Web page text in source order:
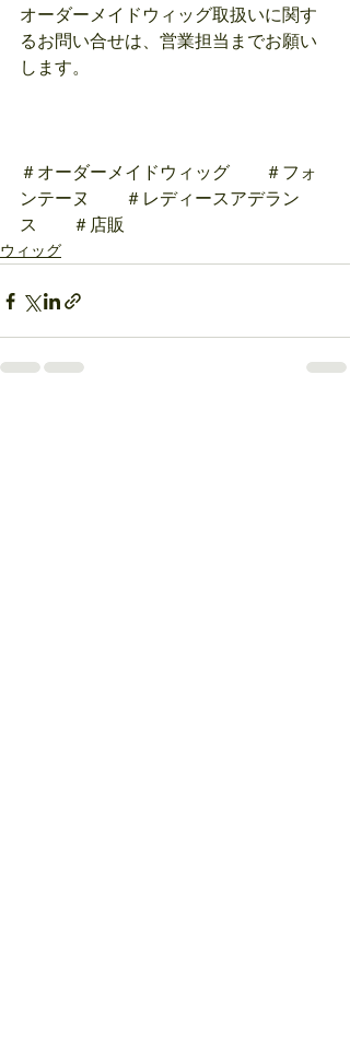
オーダーメイドウィッグ取扱いに関す
るお問い合せは、営業担当までお願い
します。
＃オーダーメイドウィッグ　　＃フォ
ンテーヌ　　＃レディースアデラン
ス　　＃店販
ウィッグ